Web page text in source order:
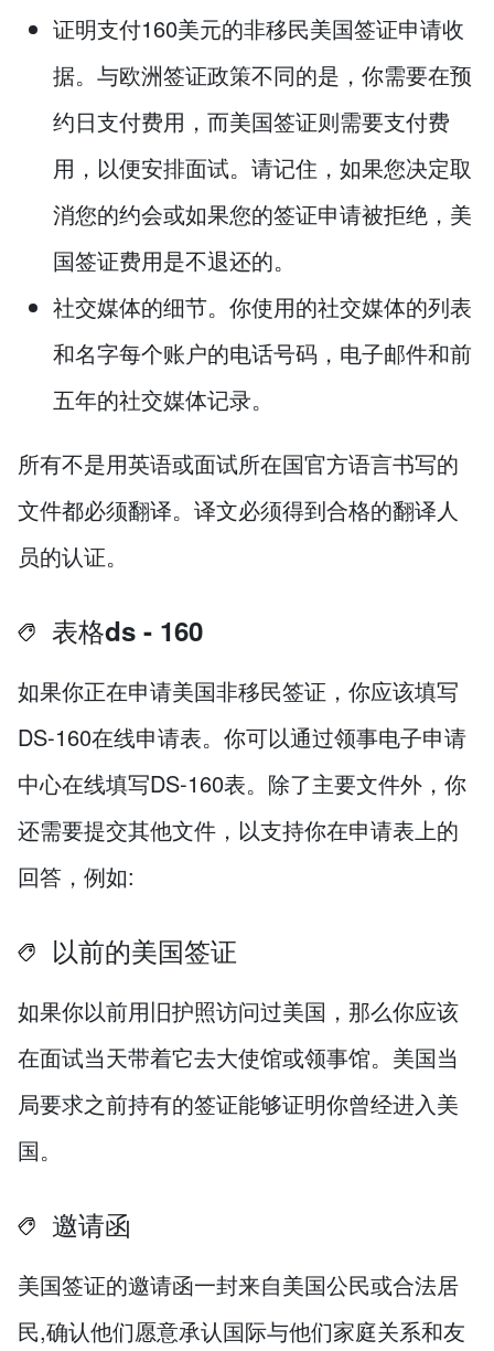
证明支付160美元的非移民美国签证申请收
据。与欧洲签证政策不同的是，你需要在预
约日支付费用，而美国签证则需要支付费
用，以便安排面试。请记住，如果您决定取
消您的约会或如果您的签证申请被拒绝，美
国签证费用是不退还的。
社交媒体的细节。你使用的社交媒体的列表
和名字每个账户的电话号码，电子邮件和前
五年的社交媒体记录。
所有不是用英语或面试所在国官方语言书写的
文件都必须翻译。译文必须得到合格的翻译人
员的认证。
表格ds - 160
如果你正在申请美国非移民签证，你应该填写
DS-160在线申请表。你可以通过领事电子申请
中心在线填写DS-160表。除了主要文件外，你
还需要提交其他文件，以支持你在申请表上的
回答，例如:
以前的美国签证
如果你以前用旧护照访问过美国，那么你应该
在面试当天带着它去大使馆或领事馆。美国当
局要求之前持有的签证能够证明你曾经进入美
国。
邀请函
美国签证的邀请函一封来自美国公民或合法居
民,确认他们愿意承认国际与他们家庭关系和友